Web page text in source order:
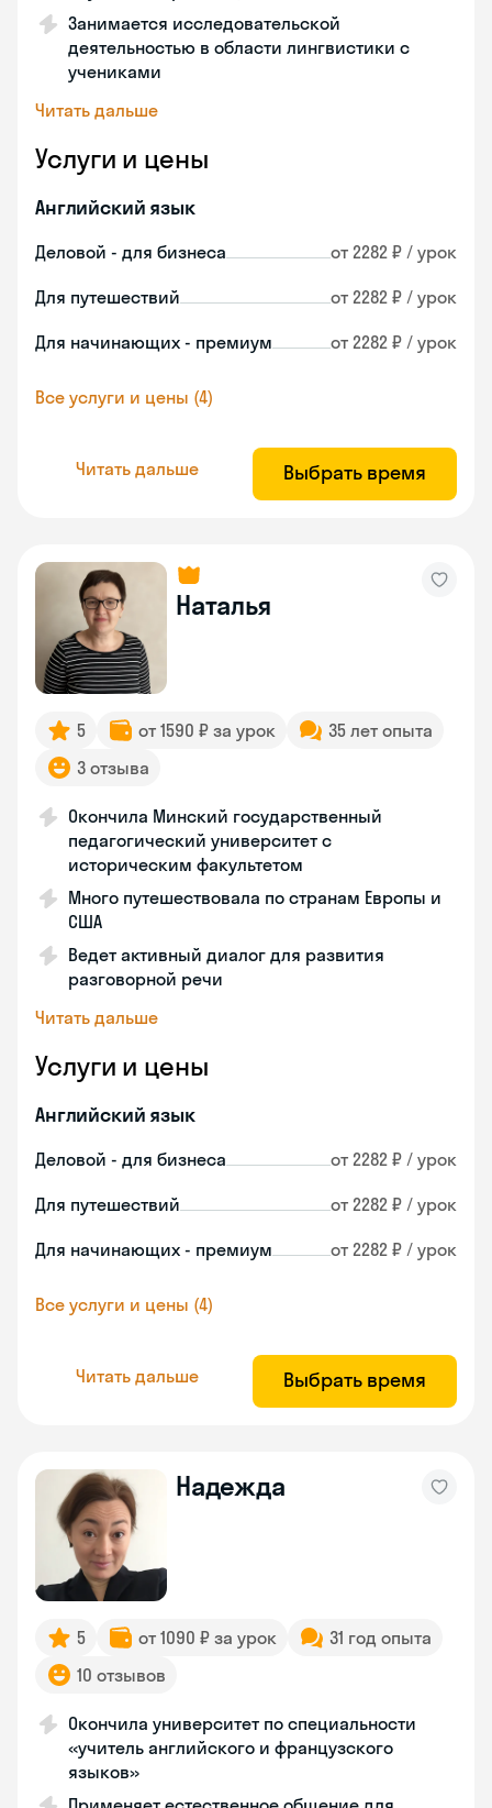
Занимается исследовательской
деятельностью в области лингвистики с
учениками
Читать дальше
Услуги и цены
Английский язык
Деловой - для бизнеса от 2282 ₽ / урок
Для путешествий от 2282 ₽ / урок
Для начинающих - премиум от 2282 ₽ / урок
Все услуги и цены (4)
Читать дальше Выбрать время
Наталья
5 от 1590 ₽ за урок
35 лет опыта
3 отзыва
Окончила Минский государственный
педагогический университет с
историческим факультетом
Много путешествовала по странам Европы и
США
Ведет активный диалог для развития
разговорной речи
Читать дальше
Услуги и цены
Английский язык
Деловой - для бизнеса от 2282 ₽ / урок
Для путешествий от 2282 ₽ / урок
Для начинающих - премиум от 2282 ₽ / урок
Все услуги и цены (4)
Читать дальше Выбрать время
Надежда
5 от 1090 ₽ за урок
31 год опыта
10 отзывов
Окончила университет по специальности
«учитель английского и французского
языков»